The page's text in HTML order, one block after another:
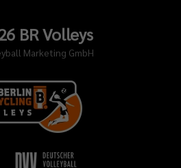
BR Volleys
Marketing GmbH